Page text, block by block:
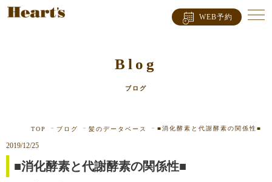
Blog
ブログ
TOP ブログ 髪のデータベース ■消化酵素と代謝酵素の関係性■
WEB予約
2019/12/25
■消化酵素と代謝酵素の関係性■